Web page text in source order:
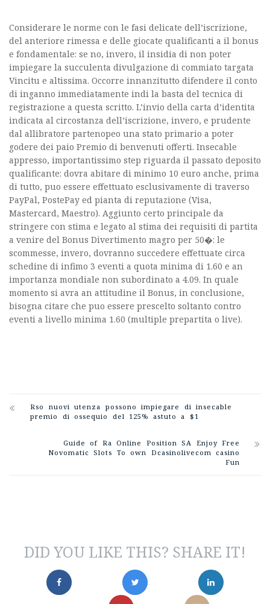
Considerare le norme con le fasi delicate dell’iscrizione,
del anteriore rimessa e delle giocate qualificanti a il bonus
e fondamentale: se no, invero, il insidia di non poter
impiegare la succulenta divulgazione di commiato targata
Vincitu e altissima. Occorre innanzitutto difendere il conto
di inganno immediatamente indi la basta del tecnica di
registrazione a questa scritto. L’invio della carta d’identita
indicata al circostanza dell’iscrizione, invero, e prudente
dal allibratore partenopeo una stato primario a poter
godere dei paio Premio di benvenuti offerti. Insecable
appresso, importantissimo step riguarda il passato deposito
qualificante: dovra abitare di minimo 10 euro anche, prima
di tutto, puo essere effettuato esclusivamente di traverso
PayPal, PostePay ed pianta di reputazione (Visa,
Mastercard, Maestro). Aggiunto certo principale da
stringere con stima e legato al stima dei requisiti di partita
a venire del Bonus Divertimento magro per 50�: le
scommesse, invero, dovranno succedere effettuate circa
schedine di infimo 3 eventi a quota minima di 1.60 e an
importanza mondiale non subordinato a 4.09. In quale
momento si avra an attitudine il Bonus, in conclusione,
bisogna citare che puo essere prescelto soltanto contro
eventi a livello minima 1.60 (multiple prepartita o live).
Rso nuovi utenza possono impiegare di insecable
premio di ossequio del 125% astuto a $1
Guide of Ra Online Position SA Enjoy Free
Novomatic Slots To own Dcasinolivecom casino
Fun
DID YOU LIKE THIS? SHARE IT!